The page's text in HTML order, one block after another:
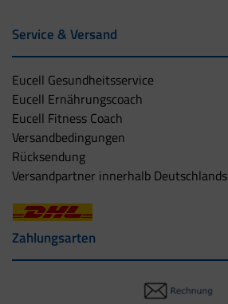
Service & Versand
Eucell Gesundheitsservice
Eucell Ernährungscoach
Eucell Fitness Coach
Versandbedingungen
Rücksendung
Versandpartner innerhalb Deutschlands
Zahlungsarten